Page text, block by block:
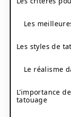
Les
Les styles de
Le réalisme
L’importance
tatouage